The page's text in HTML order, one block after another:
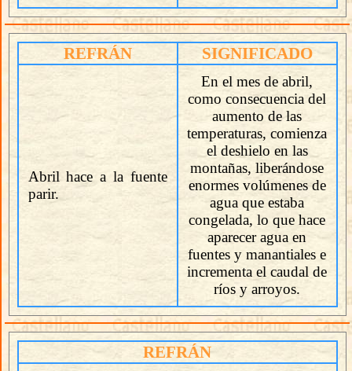
REFRÁN SIGNIFICADO
Abril hace a la fuente
parir.
En el mes de abril,
como consecuencia del
aumento de las
temperaturas, comienza
el deshielo en las
montañas, liberándose
enormes volúmenes de
agua que estaba
congelada, lo que hace
aparecer agua en
fuentes y manantiales e
incrementa el caudal de
ríos y arroyos.
REFRÁN